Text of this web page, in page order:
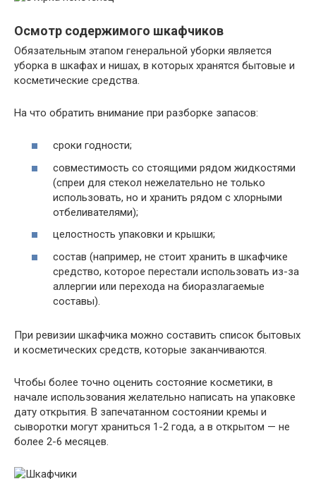
Осмотр содержимого шкафчиков
Обязательным этапом генеральной уборки является
уборка в шкафах и нишах, в которых хранятся бытовые и
косметические средства.
На что обратить внимание при разборке запасов:
сроки годности;
совместимость со стоящими рядом жидкостями
(спреи для стекол нежелательно не только
использовать, но и хранить рядом с хлорными
отбеливателями);
целостность упаковки и крышки;
состав (например, не стоит хранить в шкафчике
средство, которое перестали использовать из-за
аллергии или перехода на биоразлагаемые
составы).
При ревизии шкафчика можно составить список бытовых
и косметических средств, которые заканчиваются.
Чтобы более точно оценить состояние косметики, в
начале использования желательно написать на упаковке
дату открытия. В запечатанном состоянии кремы и
сыворотки могут храниться 1-2 года, а в открытом — не
более 2-6 месяцев.